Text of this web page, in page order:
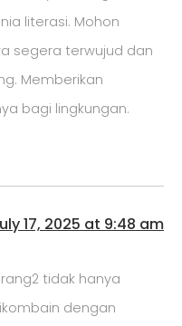
literasi. Mohon
segera terwujud dan
Memberikan
bagi lingkungan.
17, 2025 at 9:48 am
tidak hanya
dengan